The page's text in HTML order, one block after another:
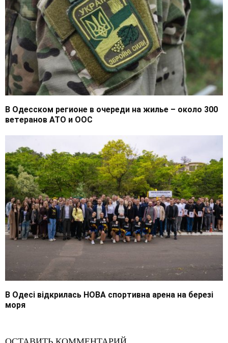
В Одесском регионе в очереди на жилье – около 300
ветеранов АТО и ООС
В Одесі відкрилась НОВА спортивна арена на березі
моря